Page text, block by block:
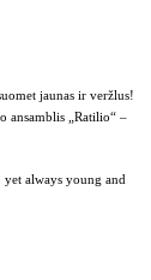
jaunas ir veržlus!
ansamblis „Ratilio“ –
always young and